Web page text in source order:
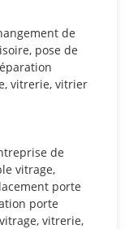
de
, pose de
, vitrerie, vitrier
de
vitrage,
porte
porte
, vitrerie,